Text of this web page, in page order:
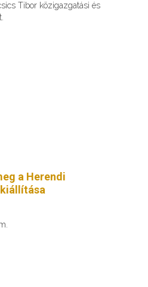
Tibor közigazgatási és
a Herendi